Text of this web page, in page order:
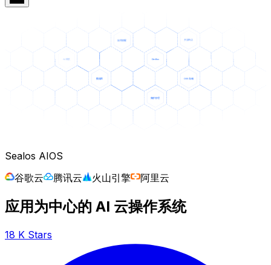
Sealos AIOS
谷歌云
腾讯云 火山引擎 阿里云
应用为中心的 AI 云操作系统
18 K Stars